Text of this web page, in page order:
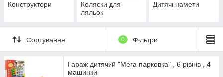
Конструктори
Коляски для
ляльок
Дитячі намети
Сортування 0 Фільтри
Гараж дитячий "Мега парковка" , 6 рівнів , 4
машинки